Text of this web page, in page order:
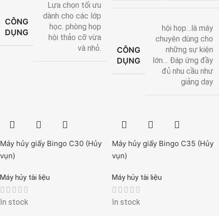
CÔNG
DỤNG
Lựa chọn tối ưu
dành cho các lớp
học. phòng họp
hội thảo cỡ vừa
và nhỏ.
CÔNG
DỤNG
hội họp…là máy
chuyên dùng cho
những sự kiện
lớn… Đáp ứng đầy
đủ nhu cầu như
giảng dạy
Máy hủy giấy Bingo C30 (Hủy
vụn)
Máy hủy tài liệu
In stock
Máy hủy giấy Bingo C35 (Hủy
vụn)
Máy hủy tài liệu
In stock